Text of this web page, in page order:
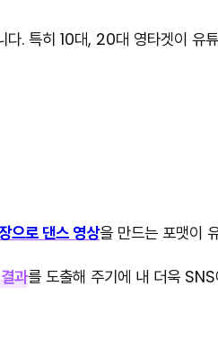
. 특히 10대, 20대 영타겟이 유
으로 댄스 영상을 만드는 포맷이
과를 도출해 주기에 내 더욱